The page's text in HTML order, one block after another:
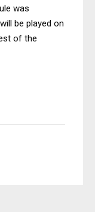
was
be played on
of the